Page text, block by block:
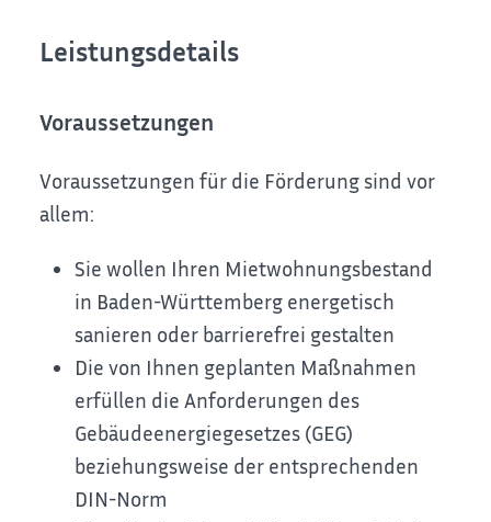
Leistungsdetails
Voraussetzungen
Voraussetzungen für die Förderung sind vor
allem:
Sie wollen Ihren Mietwohnungsbestand
in Baden-Württemberg energetisch
sanieren oder barrierefrei gestalten
Die von Ihnen geplanten Maßnahmen
erfüllen die Anforderungen des
Gebäudeenergiegesetzes (GEG)
beziehungsweise der entsprechenden
DIN-Norm